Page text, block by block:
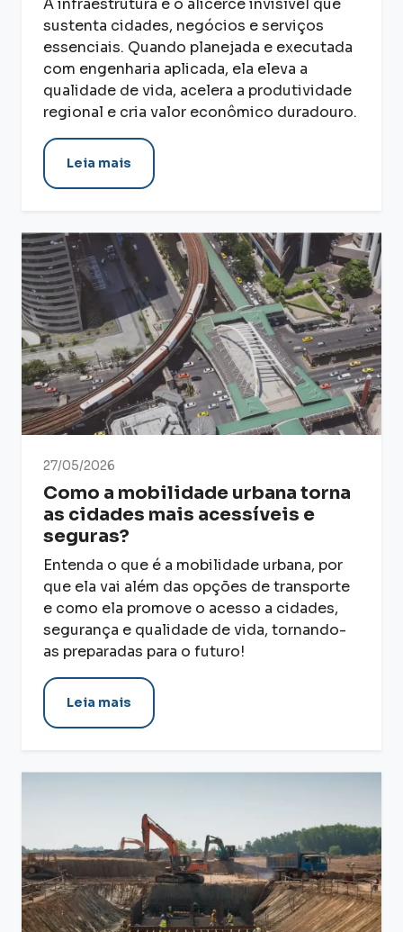
A infraestrutura é o alicerce invisível que
sustenta cidades, negócios e serviços
essenciais. Quando planejada e executada
com engenharia aplicada, ela eleva a
qualidade de vida, acelera a produtividade
regional e cria valor econômico duradouro.
Leia mais
27/05/2026
Como a mobilidade urbana torna
as cidades mais acessíveis e
seguras?
Entenda o que é a mobilidade urbana, por
que ela vai além das opções de transporte
e como ela promove o acesso a cidades,
segurança e qualidade de vida, tornando-
as preparadas para o futuro!
Leia mais